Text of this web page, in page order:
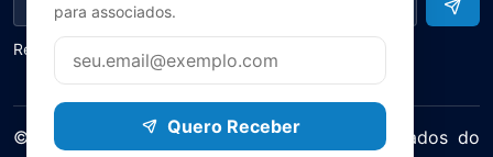
para associados.
Quero Receber
Receba notícias e atualizações do setor
© 2025 ASERJ – Associação de Supermercados do